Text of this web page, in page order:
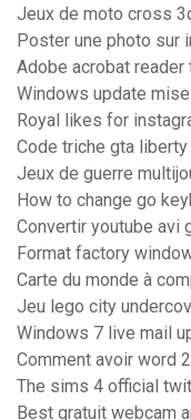
Jeux de moto cross
Poster une photo sur
Adobe acrobat
Windows update
Royal likes for
Code triche gta
Jeux de guerre
How to change go
Convertir youtube avi
Format factory
Carte du monde à
Jeu lego city
Windows 7 live mail
Comment avoir word
The sims 4 official
Best gratuit webcam